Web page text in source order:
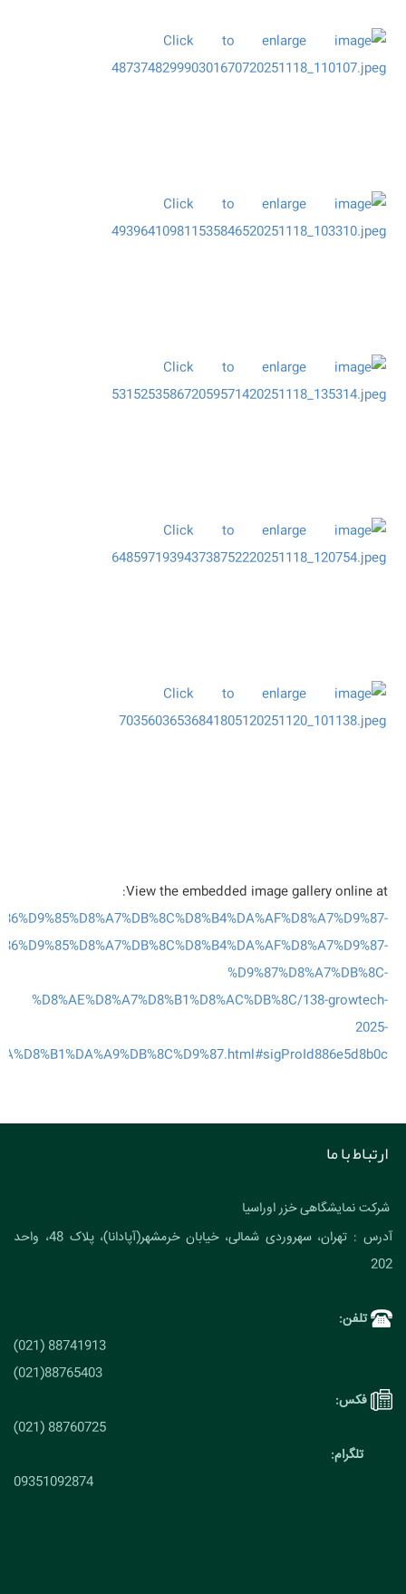
View the embedded image gallery online at:
%D9%87%D8%A7%DB%8C-
%D8%AE%D8%A7%D8%B1%D8%AC%DB%8C/138-growtech-
2025-
ارتباط با ما
شرکت نمایشگاهی خزر اوراسیا
آدرس : تهران، سهروردی شمالی، خیابان خرمشهر(آپادانا)، پلاک 48، واحد
202
تلفن:
88741913 (021)
88765403(021)
فکس:
88760725 (021)
تلگرام:
09351092874